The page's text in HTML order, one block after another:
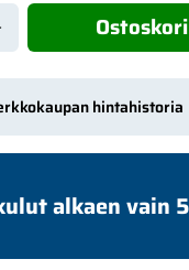
hintahistoria
alkaen vain